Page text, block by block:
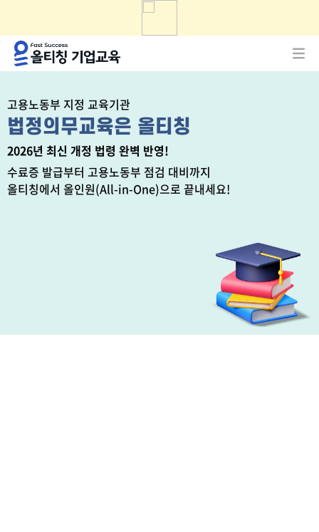
고용노동부 지정 교육기관
법정의무교육은 올티칭
2026년 최신 개정 법령 완벽 반영!
수료증 발급부터 고용노동부 점검 대비까지
올티칭에서 올인원(All-in-One)으로 끝내세요!